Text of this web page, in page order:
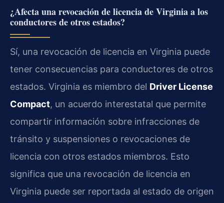
¿Afecta una revocación de licencia de Virginia a los
conductores de otros estados?
Sí, una revocación de licencia en Virginia puede
tener consecuencias para conductores de otros
estados. Virginia es miembro del Driver License
Compact, un acuerdo interestatal que permite
compartir información sobre infracciones de
tránsito y suspensiones o revocaciones de
licencia con otros estados miembros. Esto
significa que una revocación de licencia en
Virginia puede ser reportada al estado de origen